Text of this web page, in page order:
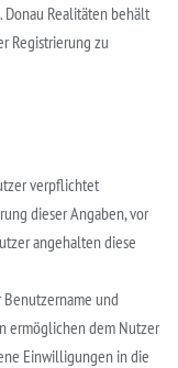
Realitäten behält
Registrierung zu
verpflichtet
dieser Angaben, vor
angehalten diese
und
ermöglichen dem Nutzer
Einwilligungen in die